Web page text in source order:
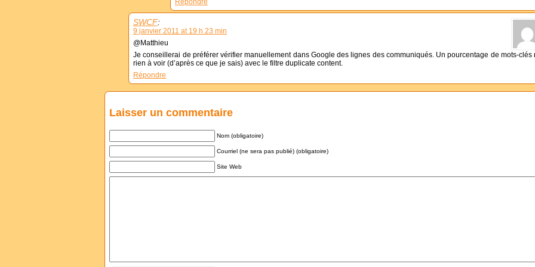
SWCF:
9 janvier 2011 at 19 h 23 min
@Matthieu
Je conseillerai de préférer vérifier manuellement dans Google des lignes des communiqués. Un pourcentage de mots-clés
rien à voir (d’après ce que je sais) avec le filtre duplicate content.
Répondre
Laisser un commentaire
Nom (obligatoire)
Courriel (ne sera pas publié) (obligatoire)
Site Web